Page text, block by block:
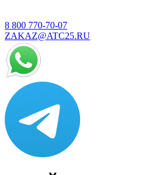
8 800 770-70-07
ZAKAZ@ATC25.RU